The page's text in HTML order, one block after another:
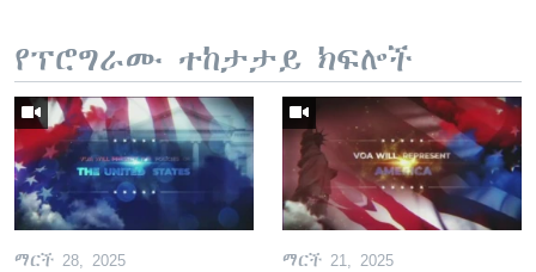
የፕሮግራሙ ተከታታይ ክፍሎች
ማርች 28, 2025 ማርች 21, 2025